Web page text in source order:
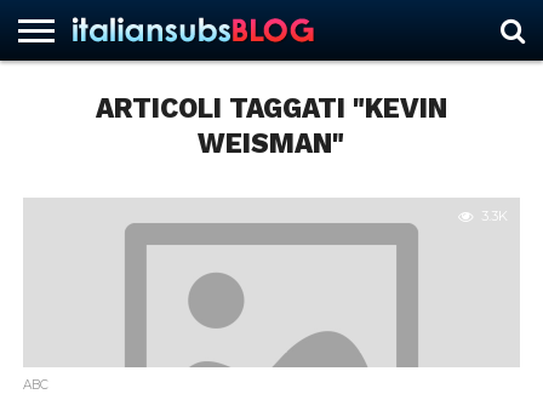
ARTICOLI TAGGATI "KEVIN
WEISMAN"
3.3K
ABC